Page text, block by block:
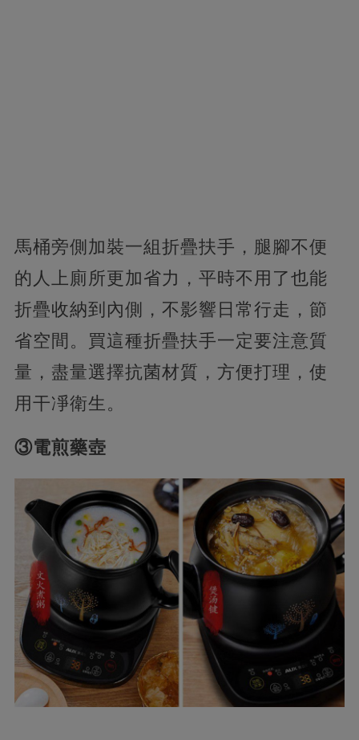
馬桶旁側加裝一組折疊扶手，腿腳不便
的人上廁所更加省力，平時不用了也能
折疊收納到內側，不影響日常行走，節
省空間。買這種折疊扶手一定要注意質
量，盡量選擇抗菌材質，方便打理，使
用干凈衛生。
③電煎藥壺